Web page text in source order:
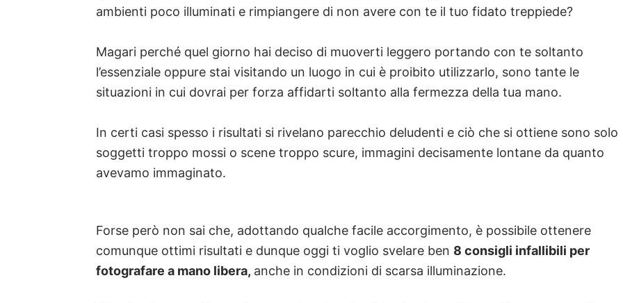
ambienti poco illuminati e rimpiangere di non avere con te il tuo fidato treppiede?
Magari perché quel giorno hai deciso di muoverti leggero portando con te soltanto
l’essenziale oppure stai visitando un luogo in cui è proibito utilizzarlo, sono tante le
situazioni in cui dovrai per forza affidarti soltanto alla fermezza della tua mano.
In certi casi spesso i risultati si rivelano parecchio deludenti e ciò che si ottiene sono solo
soggetti troppo mossi o scene troppo scure, immagini decisamente lontane da quanto
avevamo immaginato.
Forse però non sai che, adottando qualche facile accorgimento, è possibile ottenere
comunque ottimi risultati e dunque oggi ti voglio svelare ben 8 consigli infallibili per
fotografare a mano libera, anche in condizioni di scarsa illuminazione.